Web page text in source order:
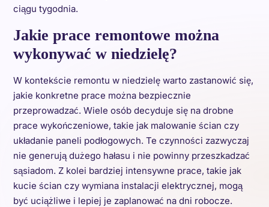
ciągu tygodnia.
Jakie prace remontowe można
wykonywać w niedzielę?
W kontekście remontu w niedzielę warto zastanowić się,
jakie konkretne prace można bezpiecznie
przeprowadzać. Wiele osób decyduje się na drobne
prace wykończeniowe, takie jak malowanie ścian czy
układanie paneli podłogowych. Te czynności zazwyczaj
nie generują dużego hałasu i nie powinny przeszkadzać
sąsiadom. Z kolei bardziej intensywne prace, takie jak
kucie ścian czy wymiana instalacji elektrycznej, mogą
być uciążliwe i lepiej je zaplanować na dni robocze.